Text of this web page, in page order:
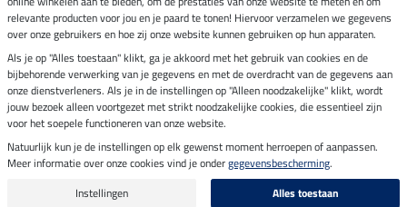
Veilig betalen met
Impressum
Laatste update op 06.08.2026 om 14:39 uur
Alle prijzen in euro's, incl. BTW, excl. verzendkosten.
relevante producten voor jou en je paard te tonen! Hiervoor verzamelen we gegevens
over onze gebruikers en hoe zij onze website kunnen gebruiken op hun apparaten.
Als je op "Alles toestaan" klikt, ga je akkoord met het gebruik van cookies en de
bijbehorende verwerking van je gegevens en met de overdracht van de gegevens aan
onze dienstverleners. Als je in de instellingen op "Alleen noodzakelijke" klikt, wordt
jouw bezoek alleen voortgezet met strikt noodzakelijke cookies, die essentieel zijn
voor het soepele functioneren van onze website.
Natuurlijk kun je de instellingen op elk gewenst moment herroepen of aanpassen.
Meer informatie over onze cookies vind je ondergegevensbescherming.
Instellingen
Alles toestaan